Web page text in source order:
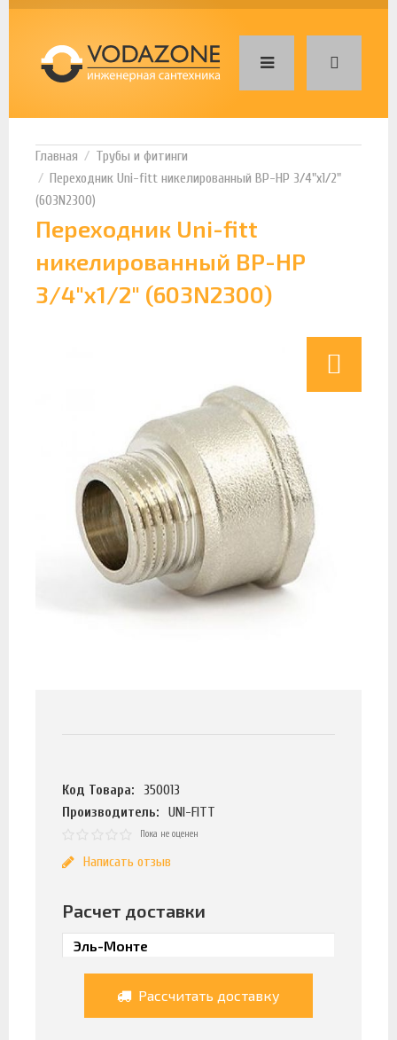
Трубы и фитинги
Переходник Uni-fitt никелированный ВР-НР 3/4"х1/2"
(603N2300)
Переходник Uni-fitt
никелированный ВР-НР
3/4"х1/2" (603N2300)
Код Товара:
350013
Производитель:
UNI-FITT
Пока не оценен
Написать отзыв
Расчет доставки
Рассчитать доставку